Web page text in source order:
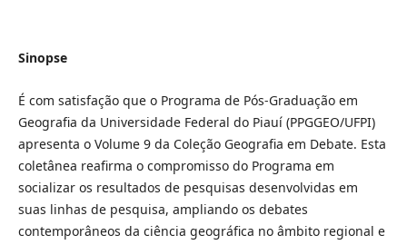
Sinopse
É com satisfação que o Programa de Pós-Graduação em
Geografia da Universidade Federal do Piauí (PPGGEO/UFPI)
apresenta o Volume 9 da Coleção Geografia em Debate. Esta
coletânea reafirma o compromisso do Programa em
socializar os resultados de pesquisas desenvolvidas em
suas linhas de pesquisa, ampliando os debates
contemporâneos da ciência geográfica no âmbito regional e